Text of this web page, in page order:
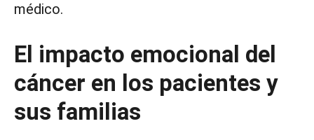
médico.
El impacto emocional del
cáncer en los pacientes y
sus familias